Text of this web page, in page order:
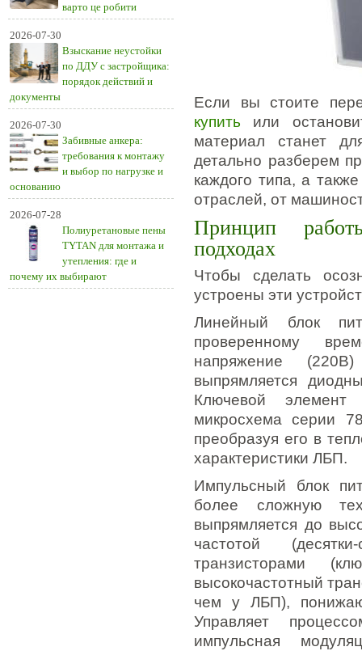
варто це робити
2026-07-30
Взыскание неустойки
по ДДУ с застройщика:
порядок действий и
документы
2026-07-30
Забивные анкера:
требования к монтажу
и выбор по нагрузке и
основанию
2026-07-28
Полиуретановые пены
TYTAN для монтажа и
утепления: где и
почему их выбирают
Если вы стоите
купить или
материал станет
детально разберем
каждого типа, а
отраслей, от
Принцип
подходах
Чтобы сделать
устроены эти
Линейный блок
проверенному
напряжение
выпрямляется
Ключевой
микросхема серии
преобразуя его в
характеристики ЛБП.
Импульсный блок
более сложную
выпрямляется до
частотой
транзисторами
высокочастотный
чем у ЛБП),
Управляет
импульсная